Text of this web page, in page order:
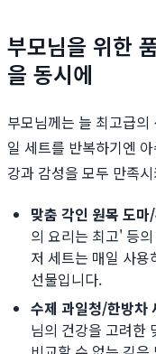
부모님을 위한
을 동시에
부모님께는 늘 최고급
일 세트를 반복하기엔
강과 감성을 모두 만족
맞춤 각인 원목 도
의 요리는 최고' 등
저 세트는 매일 사
선물입니다.
수제 과일청/한방차
님의 건강을 고려한